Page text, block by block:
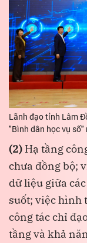
Lãnh đạo tỉnh Lâm
"Bình dân học vụ
(2) Hạ tầng
chưa đồng bộ;
dữ liệu giữa
suốt; việc hình
công tác chỉ
tầng và khả